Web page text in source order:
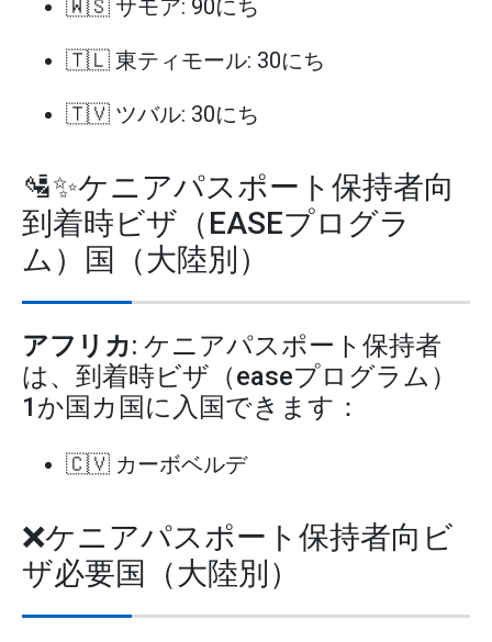
🇼🇸 サモア: 90にち
🇹🇱 東ティモール: 30にち
🇹🇻 ツバル: 30にち
🛂✨ケニアパスポート保持者向
到着時ビザ（EASEプログラ
ム）国（大陸別）
アフリカ: ケニアパスポート保持者
は、到着時ビザ（easeプログラム）
1か国カ国に入国できます：
🇨🇻 カーボベルデ
❌ケニアパスポート保持者向ビ
ザ必要国（大陸別）